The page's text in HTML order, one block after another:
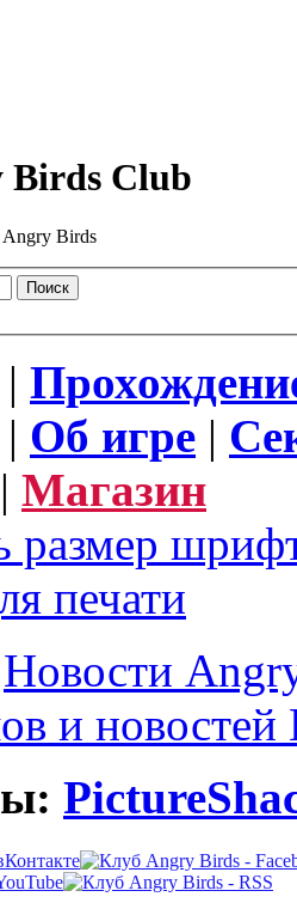
Club
Birds
|
| Об игре |
| Магазин
размер
печати
Новости
и новостей